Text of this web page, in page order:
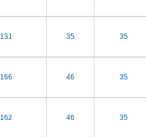
131 35 35
166 46 35
162 46 35